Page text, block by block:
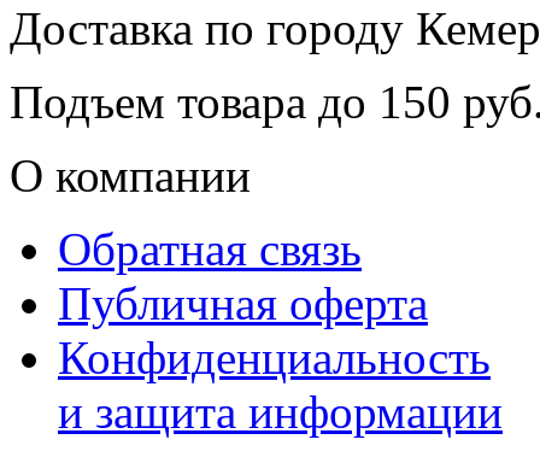
Доставка по городу
Подъем товара до 150
О компании
Обратная связь
Публичная оферта
Конфиденциальность
и защита информации